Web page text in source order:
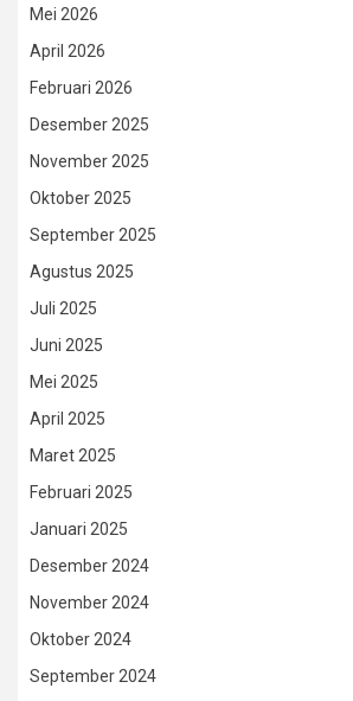
Mei 2026
April 2026
Februari 2026
Desember 2025
November 2025
Oktober 2025
September 2025
Agustus 2025
Juli 2025
Juni 2025
Mei 2025
April 2025
Maret 2025
Februari 2025
Januari 2025
Desember 2024
November 2024
Oktober 2024
September 2024